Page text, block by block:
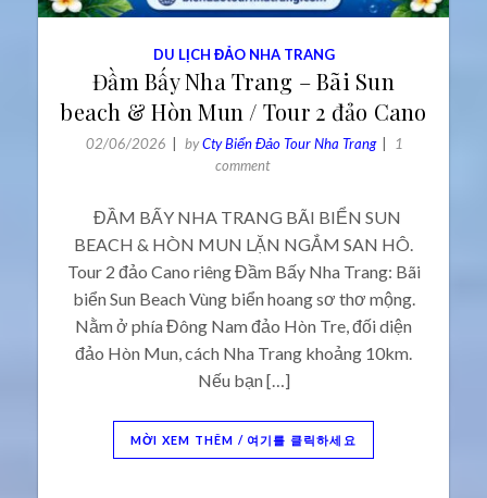
DU LỊCH ĐẢO NHA TRANG
Đầm Bấy Nha Trang – Bãi Sun
beach & Hòn Mun / Tour 2 đảo Cano
02/06/2026 byCty Biển Đảo Tour Nha Trang
1
comment
ĐẦM BẤY NHA TRANG BÃI BIỂN SUN
BEACH & HÒN MUN LẶN NGẮM SAN HÔ.
Tour 2 đảo Cano riêng Đầm Bấy Nha Trang: Bãi
biển Sun Beach Vùng biển hoang sơ thơ mộng.
Nằm ở phía Đông Nam đảo Hòn Tre, đối diện
đảo Hòn Mun, cách Nha Trang khoảng 10km.
Nếu bạn […]
MỜI XEM THÊM / 여기를 클릭하세요